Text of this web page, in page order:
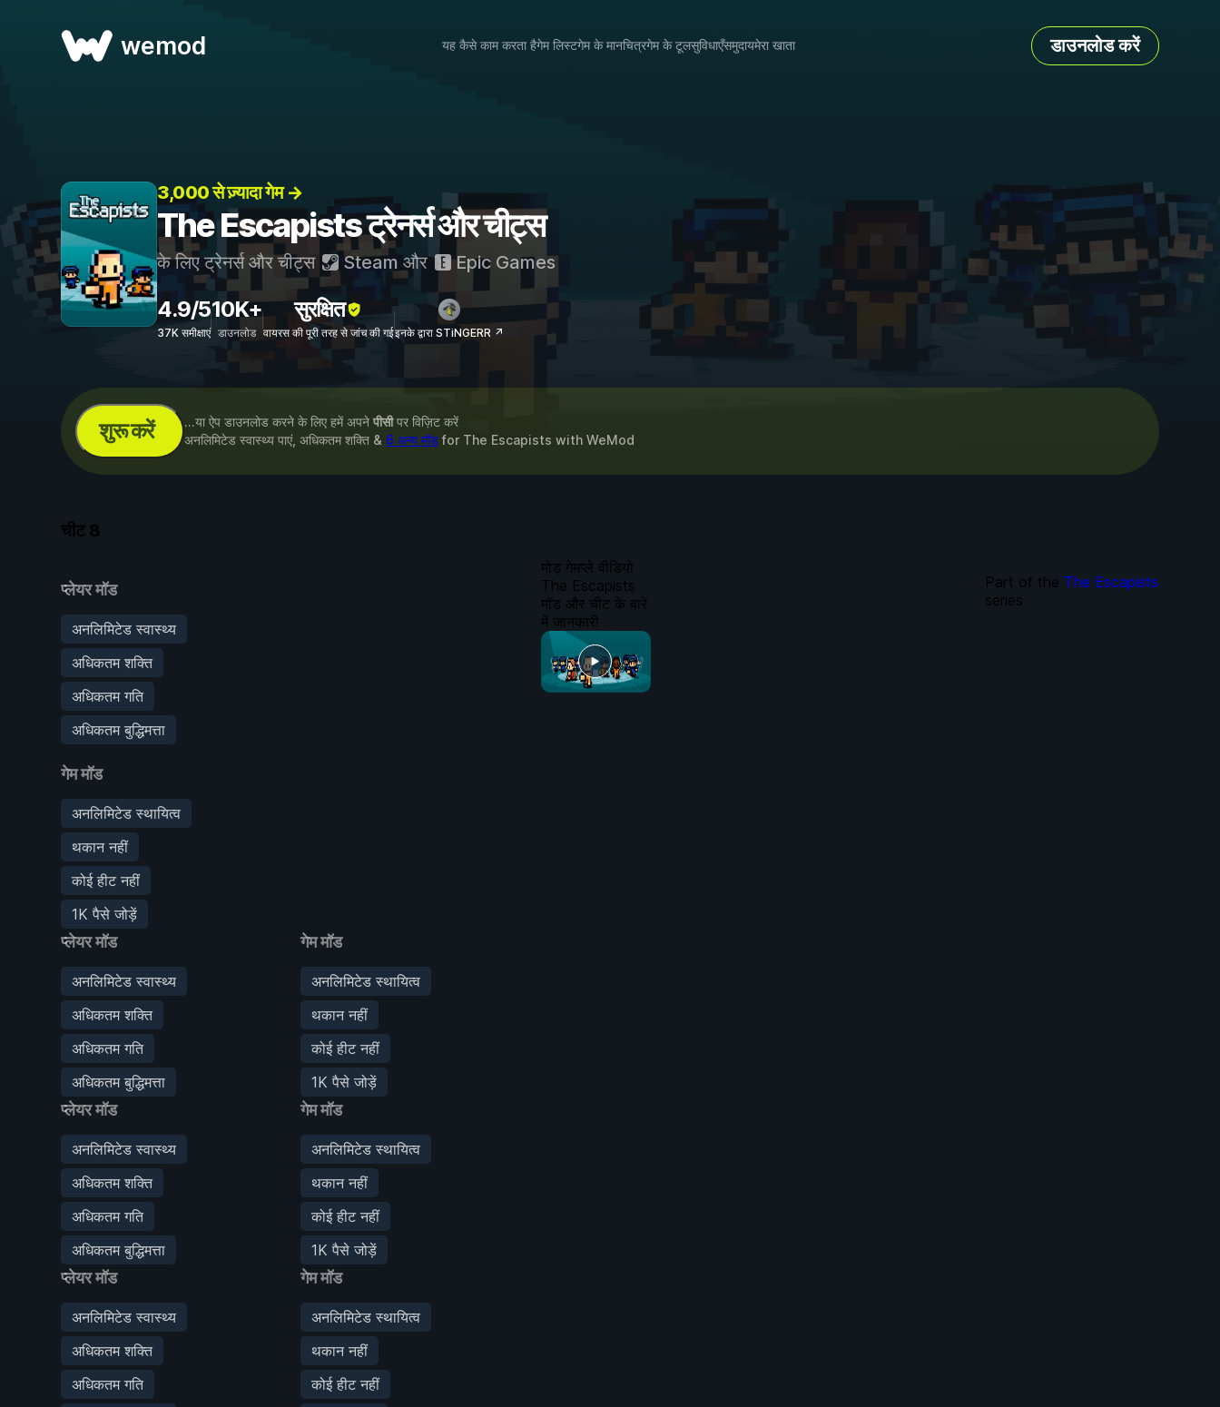
wemod यह कैसे काम करता हैगेम लिस्टगेम के मानचित्रगेम के टूलसुविधाएँसमुदायमेरा खाता डाउनलोड करें
3,000 से ज़्यादा गेम →
The Escapists ट्रेनर्स और चीट्स
के लिए ट्रेनर्स और चीट्स Steam और Epic Games
4.9/5
37K समीक्षाएं
10K+
डाउनलोड
सुरक्षित
वायरस की पूरी तरह से जांच की गईइनके द्वारा STiNGERR ↗
शुरू करें ...या ऐप डाउनलोड करने के लिए हमें अपने पीसीपर विज़िट करें
अनलिमिटेड स्वास्थ्य पाएं, अधिकतम शक्ति & 6 अन्य मॉडfor The Escapists with WeMod
चीट 8
प्लेयर मॉड
अनलिमिटेड स्वास्थ्य
अधिकतम शक्ति
अधिकतम गति
अधिकतम बुद्धिमत्ता
गेम मॉड
अनलिमिटेड स्थायित्व
थकान नहीं
कोई हीट नहीं
1K पैसे जोड़ें
प्लेयर मॉड
अनलिमिटेड स्वास्थ्य
अधिकतम शक्ति
अधिकतम गति
अधिकतम बुद्धिमत्ता
गेम मॉड
अनलिमिटेड स्थायित्व
थकान नहीं
कोई हीट नहीं
1K पैसे जोड़ें
प्लेयर मॉड
अनलिमिटेड स्वास्थ्य
अधिकतम शक्ति
अधिकतम गति
अधिकतम बुद्धिमत्ता
गेम मॉड
अनलिमिटेड स्थायित्व
थकान नहीं
कोई हीट नहीं
1K पैसे जोड़ें
प्लेयर मॉड
अनलिमिटेड स्वास्थ्य
अधिकतम शक्ति
अधिकतम गति
गेम मॉड
अनलिमिटेड स्थायित्व
थकान नहीं
कोई हीट नहीं
मोड गेमप्ले वीडियो
The Escapists
मॉड और चीट के बारे
में जानकारी
Part of the The Escapists
series